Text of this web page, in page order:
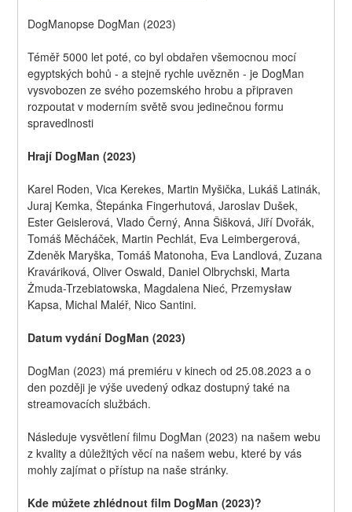
DogManopse DogMan (2023)
Téměř 5000 let poté, co byl obdařen všemocnou mocí
egyptských bohů - a stejně rychle uvězněn - je DogMan
vysvobozen ze svého pozemského hrobu a připraven
rozpoutat v moderním světě svou jedinečnou formu
spravedlnosti
Hrají DogMan (2023)
Karel Roden, Vica Kerekes, Martin Myšička, Lukáš Latinák,
Juraj Kemka, Štepánka Fingerhutová, Jaroslav Dušek,
Ester Geislerová, Vlado Černý, Anna Šišková, Jiří Dvořák,
Tomáš Měcháček, Martin Pechlát, Eva Leimbergerová,
Zdeněk Maryška, Tomáš Matonoha, Eva Landlová, Zuzana
Kraváriková, Oliver Oswald, Daniel Olbrychski, Marta
Żmuda-Trzebiatowska, Magdalena Nieć, Przemysław
Kapsa, Michal Maléř, Nico Santini.
Datum vydání DogMan (2023)
DogMan (2023) má premiéru v kinech od 25.08.2023 a o
den později je výše uvedený odkaz dostupný také na
streamovacích službách.
Následuje vysvětlení filmu DogMan (2023) na našem webu
z kvality a důležitých věcí na našem webu, které by vás
mohly zajímat o přístup na naše stránky.
Kde můžete zhlédnout film DogMan (2023)?